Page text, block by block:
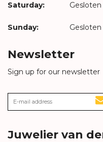
Saturday: Gesloten
Sunday: Gesloten
Newsletter
Sign up for our newsletter
Juwelier van